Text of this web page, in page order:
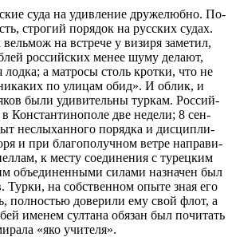
су­да на удив­ле­ние дру­же­люб­но. По­
стро­гий по­ря­док на рус­ских су­дах.
на встре­че у ви­зи­ря за­ме­тил,
рос­сий­ских ме­нее шу­му де­ла­ют,
а мат­ро­сы столь крот­ки, что не
по ули­цам обид». И об­лик, и
бы­ли уди­ви­тель­ны тур­кам. Рос­сий­
в Кон­стан­ти­но­по­ле две неде­ли; 8 сен­
неслы­хан­но­го по­ряд­ка и дис­ци­пли­
и при бла­го­по­луч­ном вет­ре на­пра­ви­
к ме­сту со­еди­не­ния с ту­рец­ким
объ­еди­нен­ны­ми си­ла­ми на­зна­чен был
на соб­ствен­ном опы­те зная его
пол­но­стью до­ве­ри­ли ему свой флот, а
име­нем сул­та­на обя­зан был по­чи­тать
«яко учи­те­ля».